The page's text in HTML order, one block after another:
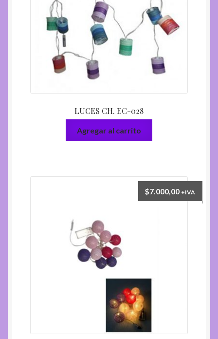
LUCES CH. EC-028
Agregar al carrito
$7.000,00 +IVA